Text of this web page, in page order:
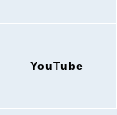
YouTube